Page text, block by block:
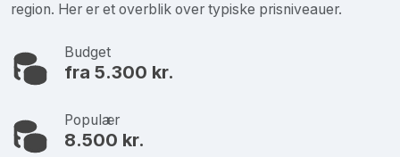
region. Her er et overblik over typiske prisniveauer.
Budget
fra 5.300 kr.
Populær
8.500 kr.